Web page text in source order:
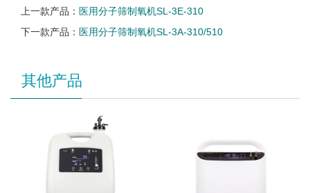
上一款产品： 医用分子筛制氧机SL-3E-310
下一款产品： 医用分子筛制氧机SL-3A-310/510
其他产品